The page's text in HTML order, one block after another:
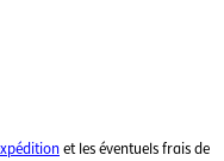
et les éventuels frais de